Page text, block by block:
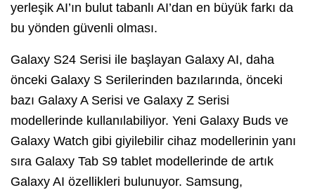
yerleşik AI’ın bulut tabanlı AI’dan en büyük farkı da
bu yönden güvenli olması.
Galaxy S24 Serisi ile başlayan Galaxy AI, daha
önceki Galaxy S Serilerinden bazılarında, önceki
bazı Galaxy A Serisi ve Galaxy Z Serisi
modellerinde kullanılabiliyor. Yeni Galaxy Buds ve
Galaxy Watch gibi giyilebilir cihaz modellerinin yanı
sıra Galaxy Tab S9 tablet modellerinde de artık
Galaxy AI özellikleri bulunuyor. Samsung,